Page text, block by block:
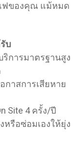
ารที่พร้อมตอบ
คอฟฟ์
รกิจกาแฟไปกับ
รกิจมานานแล้ว
อมให้การ
มเครื่องชง
หลังการขาย
งหลังความ
มแซมอุปกรณ์ชง
แฟของคุณ แม้หมด
บ
ริการมาตรฐานสูง
กาสการเสียหาย
Site 4 ครั้ง/ปี
หรือซ่อมเองให้ยุ่ง